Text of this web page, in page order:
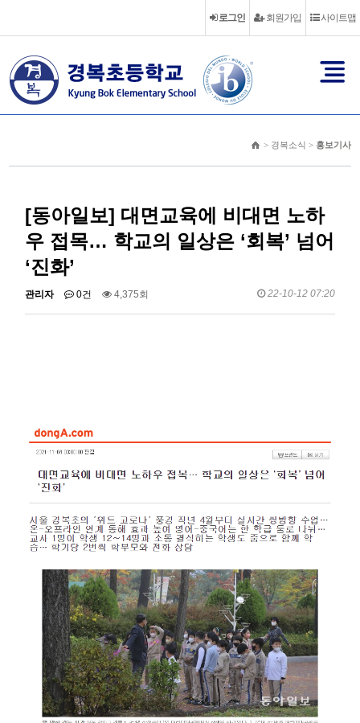
사이트맵
회원가입
로그인
> 경복소식 > 홍보기사
[동아일보] 대면교육에 비대면 노하
우 접목… 학교의 일상은 ‘회복’ 넘어
‘진화’
관리자 0건 4,375회 22-10-12 07:20